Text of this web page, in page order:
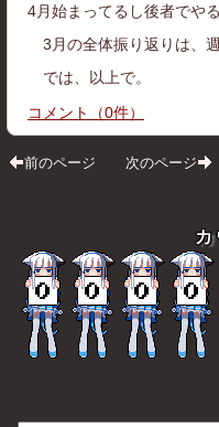
4月始まってるし後者でや
3月の全体振り返りは、
では、以上で。
コメント
（0件）
前のページ 次のページ